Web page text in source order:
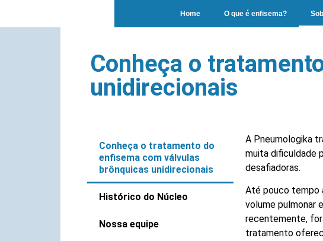
Home O que é enfisema?
Conheça o
unidirecionais
Conheça o tratamento do
enfisema com válvulas
brônquicas unidirecionais
Histórico do Núcleo
Nossa equipe
A Pneumologika
muita dificuldade
desafiadoras.
Até pouco tempo
volume pulmonar
recentemente,
tratamento